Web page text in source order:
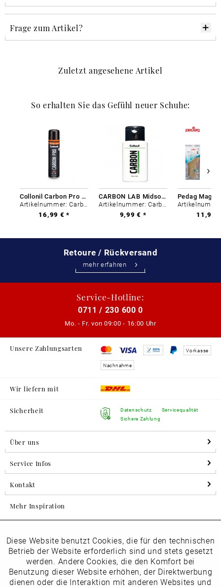
Frage zum Artikel?
Zuletzt angesehene Artikel
So erhalten Sie das Gefühl neuer Schuhe:
Collonil Carbon Pro 400 ml
Artikelnummer: Carbon-0
16,99 € *
CARBON LAB Midsole Cleaner
Artikelnummer: Carbon-0
9,99 € *
11,99
Retoure / Rückversand
mehr erfahren
Service-Hotline:
0711 / 230 600 0
Mo. - Fr. von 09:00 - 16:00 Uhr
Unsere Zahlungsarten Vorkasse
Nachnahme
Wir liefern mit
Sicherheit
Datenschutz
Sichere Zahlung
Servicequalität
Über uns
Service Infos
Kontakt
Mehr Inspiration
Folgen Sie uns auf Instagram
horsch_schuhe
Funktionale Aktiv
Marketing Inaktiv
Diese Website benutzt Cookies, die für den technischen
Betrieb der Website erforderlich sind und stets gesetzt
werden. Andere Cookies, die den Komfort bei
Benutzung dieser Website erhöhen, der Direktwerbung
dienen oder die Interaktion mit anderen Websites und